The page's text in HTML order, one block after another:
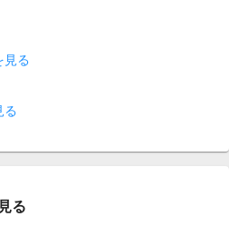
見る
る
る